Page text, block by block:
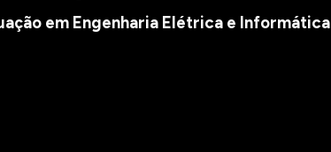
em Engenharia Elétrica e Informática